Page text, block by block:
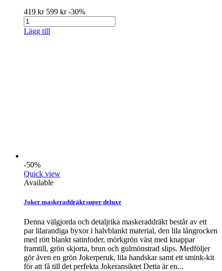
419 kr 599 kr-30%
Lägg till
-50%
Quick view
Available
Joker maskeraddräkt super deluxe
Denna välgjorda och detaljrika maskeraddräkt består av ett
par lilarandiga byxor i halvblankt material, den lila långrocken
med rött blankt satinfoder, mörkgrön väst med knappar
framtill, grön skjorta, brun och gulmönstrad slips. Medföljer
gör även en grön Jokerperuk, lila handskar samt ett smink-kit
för att få till det perfekta Jokeransiktet Detta är en...